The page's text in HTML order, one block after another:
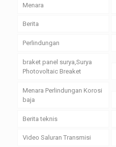
Menara
Berita
Perlindungan
braket panel surya,Surya
Photovoltaic Breaket
Menara Perlindungan Korosi
baja
Berita teknis
Video Saluran Transmisi